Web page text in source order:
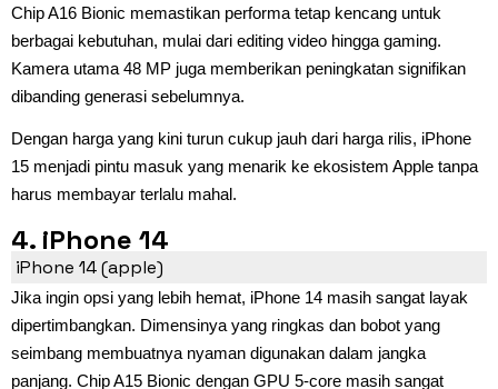
Chip A16 Bionic memastikan performa tetap kencang untuk
berbagai kebutuhan, mulai dari editing video hingga gaming.
Kamera utama 48 MP juga memberikan peningkatan signifikan
dibanding generasi sebelumnya.
Dengan harga yang kini turun cukup jauh dari harga rilis, iPhone
15 menjadi pintu masuk yang menarik ke ekosistem Apple tanpa
harus membayar terlalu mahal.
4. iPhone 14
iPhone 14 (apple)
Jika ingin opsi yang lebih hemat, iPhone 14 masih sangat layak
dipertimbangkan. Dimensinya yang ringkas dan bobot yang
seimbang membuatnya nyaman digunakan dalam jangka
panjang. Chip A15 Bionic dengan GPU 5-core masih sangat